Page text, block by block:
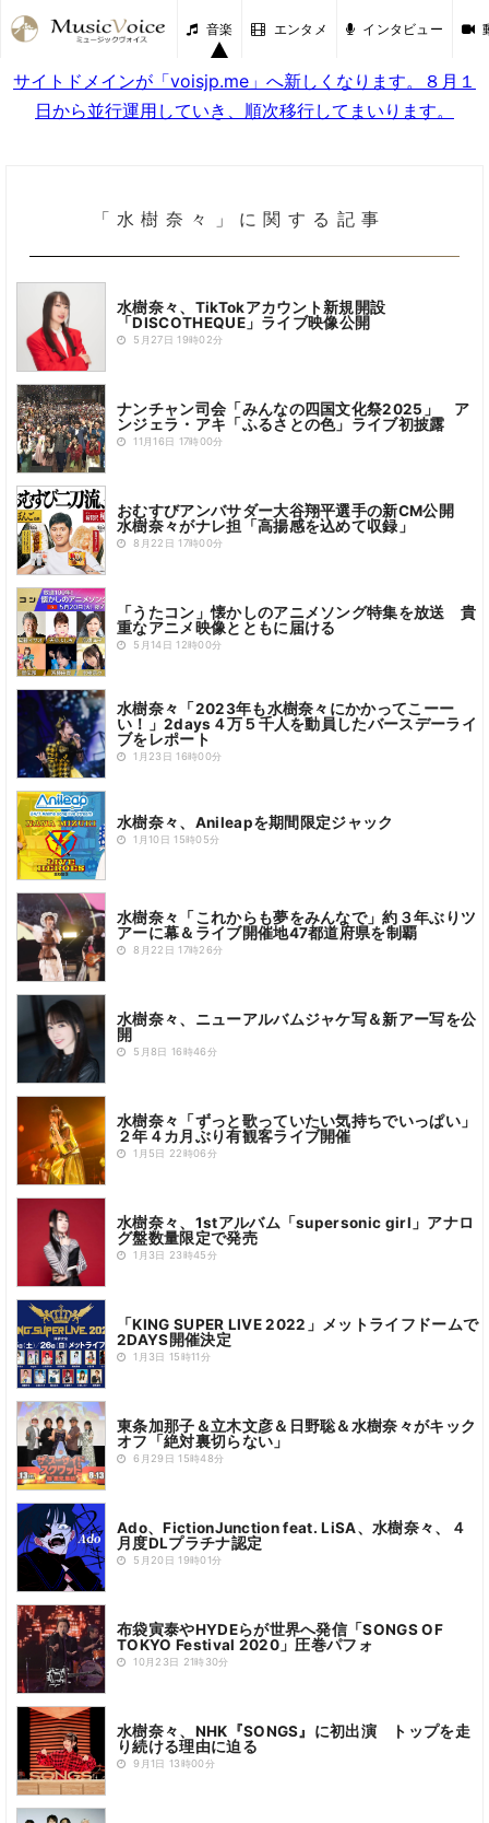
音楽 エンタメ インタビュー
サイトドメインが「voisjp.me」へ新しくなります。８月１
日から並行運用していき、順次移行してまいります。
「水樹奈々」に関する記事
水樹奈々、TikTokアカウント新規開設
「DISCOTHEQUE」ライブ映像公開
5月27日 19時02分
ナンチャン司会「みんなの四国文化祭2025」 ア
ンジェラ・アキ「ふるさとの色」ライブ初披露
11月16日 17時00分
おむすびアンバサダー大谷翔平選手の新CM公開
水樹奈々がナレ担「高揚感を込めて収録」
8月22日 17時00分
「うたコン」懐かしのアニメソング特集を放送 貴
重なアニメ映像とともに届ける
5月14日 12時00分
水樹奈々「2023年も水樹奈々にかかってこーー
い！」2days４万５千人を動員したバースデーライ
ブをレポート
1月23日 16時00分
水樹奈々、Anileapを期間限定ジャック
1月10日 15時05分
水樹奈々「これからも夢をみんなで」約３年ぶりツ
アーに幕＆ライブ開催地47都道府県を制覇
8月22日 17時26分
水樹奈々、ニューアルバムジャケ写＆新アー写を公
開
5月8日 16時46分
水樹奈々「ずっと歌っていたい気持ちでいっぱい」
２年４カ月ぶり有観客ライブ開催
1月5日 22時06分
水樹奈々、1stアルバム「supersonic girl」アナロ
グ盤数量限定で発売
1月3日 23時45分
「KING SUPER LIVE 2022」メットライフドームで
2DAYS開催決定
1月3日 15時11分
東条加那子＆立木文彦＆日野聡＆水樹奈々がキック
オフ「絶対裏切らない」
6月29日 15時48分
Ado、FictionJunction feat. LiSA、水樹奈々、４
月度DLプラチナ認定
5月20日 19時01分
布袋寅泰やHYDEらが世界へ発信「SONGS OF
TOKYO Festival 2020」圧巻パフォ
10月23日 21時30分
水樹奈々、NHK『SONGS』に初出演 トップを走
り続ける理由に迫る
9月1日 13時00分